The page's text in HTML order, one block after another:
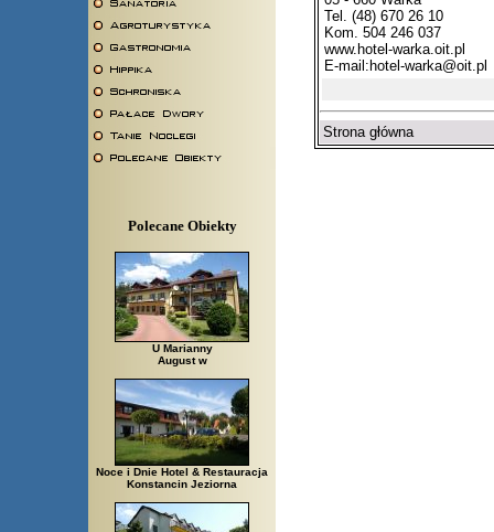
Polecane Obiekty
U Marianny
August w
Noce i Dnie Hotel & Restauracja
Konstancin Jeziorna
Tel. (48) 670 26 10
Kom. 504 246 037
www.hotel-warka.oit.pl
E-mail: hotel-warka@oit.pl
Strona główna